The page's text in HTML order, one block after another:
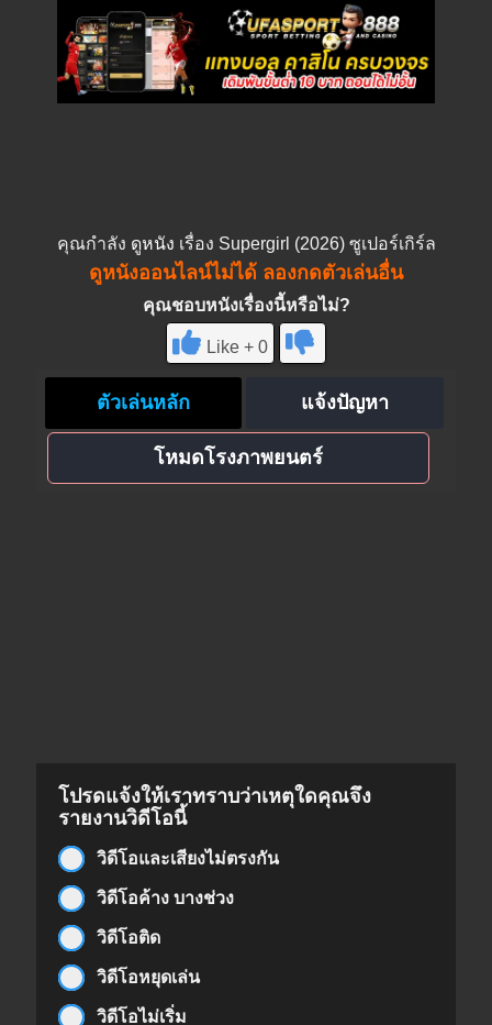
คุณกำลัง ดูหนัง เรื่อง Supergirl (2026) ซูเปอร์เกิร์ล
ดูหนังออนไลน์ไม่ได้ ลองกดตัวเล่นอื่น
คุณชอบหนังเรื่องนี้หรือไม่?
Like + 0
ตัวเล่นหลัก แจ้งปัญหา
โหมดโรงภาพยนตร์
โปรดแจ้งให้เราทราบว่าเหตุใดคุณจึง
รายงานวิดีโอนี้
วิดีโอและเสียงไม่ตรงกัน
วิดีโอค้าง บางช่วง
วิดีโอติด
วิดีโอหยุดเล่น
วิดีโอไม่เริ่ม